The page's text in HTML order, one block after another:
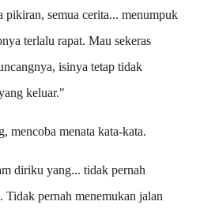
pikiran, semua cerita... menumpuk
terlalu rapat. Mau sekeras
isinya tetap tidak
keluar."
mencoba menata kata-kata.
diriku yang... tidak pernah
Tidak pernah menemukan jalan